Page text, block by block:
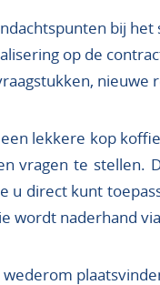
bij het
op de
nieuwe
lekkere kop
vragen te stellen.
u direct kunt
wordt naderhand